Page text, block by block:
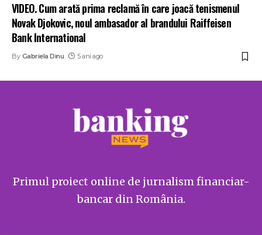
VIDEO. Cum arată prima reclamă în care joacă tenismenul
Novak Djokovic, noul ambasador al brandului Raiffeisen
Bank International
By Gabriela Dinu 5 ani ago
Primul proiect online de jurnalism financiar-
bancar din România.